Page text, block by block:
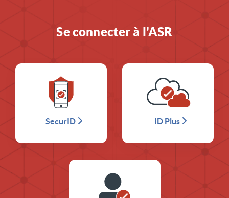
Se connecter à l'ASR
SecurID ID Plus